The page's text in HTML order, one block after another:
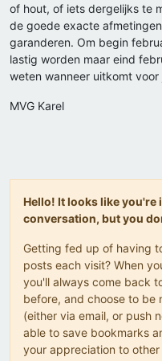
of hout, of iets dergelijks te
de goede exacte
garanderen. Om begin
lastig worden maar eind
weten wanneer uitkomt voor
MVG Karel
Hello! It looks like you're
conversation, but you
Getting fed up of having
posts each visit? When
you'll always come back
before, and choose to be
(either via email, or push
able to save bookmarks
your appreciation to